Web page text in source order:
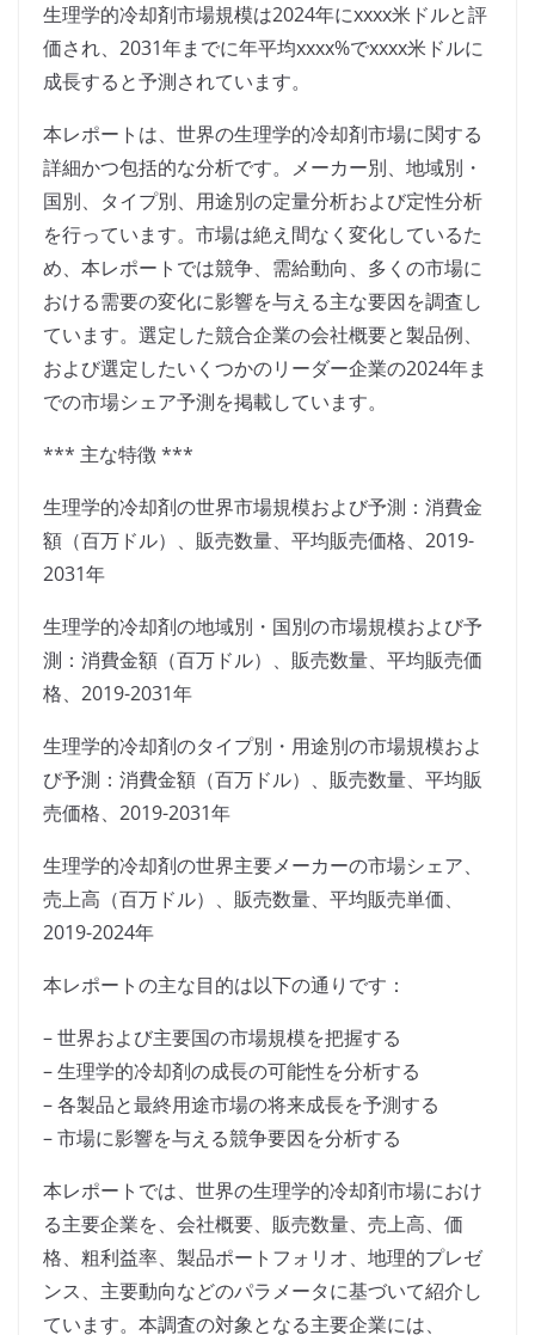
生理学的冷却剤市場規模は2024年にxxxx米ドルと評
価され、2031年までに年平均xxxx%でxxxx米ドルに
成長すると予測されています。
本レポートは、世界の生理学的冷却剤市場に関する
詳細かつ包括的な分析です。メーカー別、地域別・
国別、タイプ別、用途別の定量分析および定性分析
を行っています。市場は絶え間なく変化しているた
め、本レポートでは競争、需給動向、多くの市場に
おける需要の変化に影響を与える主な要因を調査し
ています。選定した競合企業の会社概要と製品例、
および選定したいくつかのリーダー企業の2024年ま
での市場シェア予測を掲載しています。
*** 主な特徴 ***
生理学的冷却剤の世界市場規模および予測：消費金
額（百万ドル）、販売数量、平均販売価格、2019-
2031年
生理学的冷却剤の地域別・国別の市場規模および予
測：消費金額（百万ドル）、販売数量、平均販売価
格、2019-2031年
生理学的冷却剤のタイプ別・用途別の市場規模およ
び予測：消費金額（百万ドル）、販売数量、平均販
売価格、2019-2031年
生理学的冷却剤の世界主要メーカーの市場シェア、
売上高（百万ドル）、販売数量、平均販売単価、
2019-2024年
本レポートの主な目的は以下の通りです：
– 世界および主要国の市場規模を把握する
– 生理学的冷却剤の成長の可能性を分析する
– 各製品と最終用途市場の将来成長を予測する
– 市場に影響を与える競争要因を分析する
本レポートでは、世界の生理学的冷却剤市場におけ
る主要企業を、会社概要、販売数量、売上高、価
格、粗利益率、製品ポートフォリオ、地理的プレゼ
ンス、主要動向などのパラメータに基づいて紹介し
ています。本調査の対象となる主要企業には、